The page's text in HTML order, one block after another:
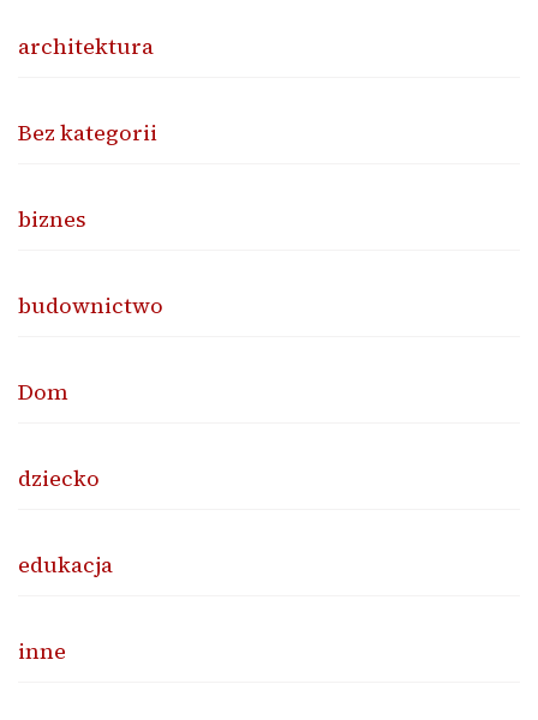
architektura
Bez kategorii
biznes
budownictwo
Dom
dziecko
edukacja
inne